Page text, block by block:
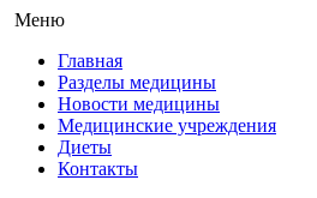
Меню
Главная
Разделы медицины
Новости медицины
Медицинские учреждения
Диеты
Контакты